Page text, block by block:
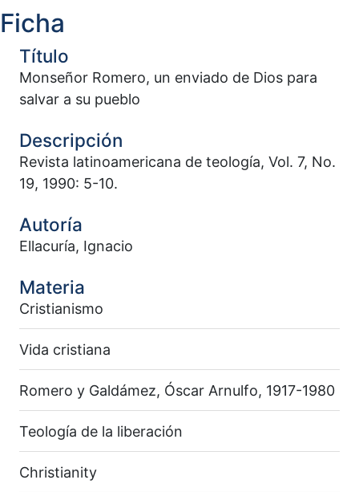
Ficha
Título
Monseñor Romero, un enviado de Dios para
salvar a su pueblo
Descripción
Revista latinoamericana de teología, Vol. 7, No.
19, 1990: 5-10.
Autoría
Ellacuría, Ignacio
Materia
Cristianismo
Vida cristiana
Romero y Galdámez, Óscar Arnulfo, 1917-1980
Teología de la liberación
Christianity